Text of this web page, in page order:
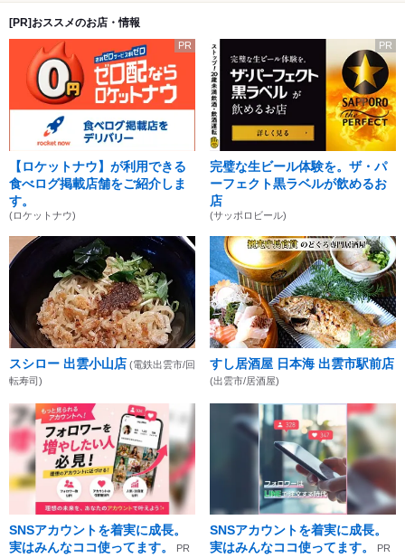
[PR]おススメのお店・情報
PR
【ロケットナウ】が利用できる
食べログ掲載店舗をご紹介しま
す。
(ロケットナウ)
PR
完璧な生ビール体験を。ザ・パ
ーフェクト黒ラベルが飲めるお
店
(サッポロビール)
スシロー 出雲小山店 (電鉄出雲市/回
転寿司)
すし居酒屋 日本海 出雲市駅前店
(出雲市/居酒屋)
SNSアカウントを着実に成長。
実はみんなココ使ってます。
PR
SNSアカウントを着実に成長。
実はみんなココ使ってます。
PR